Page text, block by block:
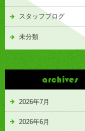
スタッフブログ
未分類
2026年7月
2026年6月